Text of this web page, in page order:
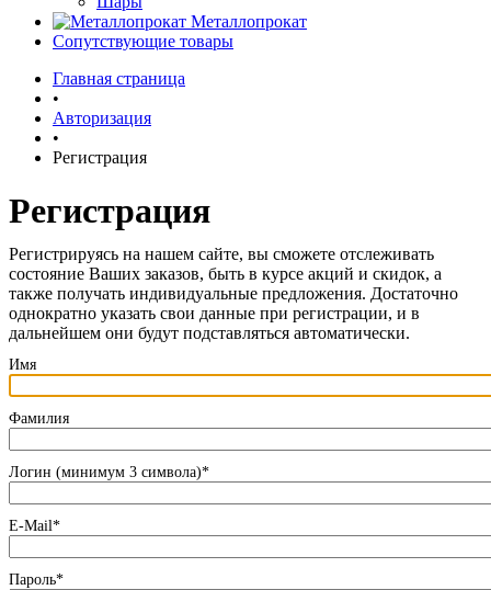
Металлопрокат
Сопутствующие товары
Главная страница
Авторизация
Регистрация
Регистрация
Регистрируясь на нашем сайте, вы сможете отслеживать
состояние Ваших заказов, быть в курсе акций и скидок, а
также получать индивидуальные предложения. Достаточно
однократно указать свои данные при регистрации, и в
дальнейшем они будут подставляться автоматически.
Имя
Фамилия
Логин (минимум 3 символа)*
E-Mail*
Пароль*